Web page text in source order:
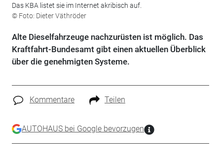
Das KBA listet sie im Internet akribisch auf.
© Foto: Dieter Väthröder
Alte Dieselfahrzeuge nachzurüsten ist möglich. Das
Kraftfahrt-Bundesamt gibt einen aktuellen Überblick
über die genehmigten Systeme.
Kommentare Teilen
AUTOHAUS bei Google bevorzugen